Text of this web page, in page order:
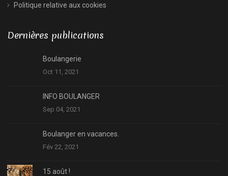
Politique relative aux cookies
Dernières publications
Boulangerie
Oct 11, 2021
INFO BOULANGER
Sep 04, 2021
Boulanger en vacances.
Fév 22, 2021
15 août !